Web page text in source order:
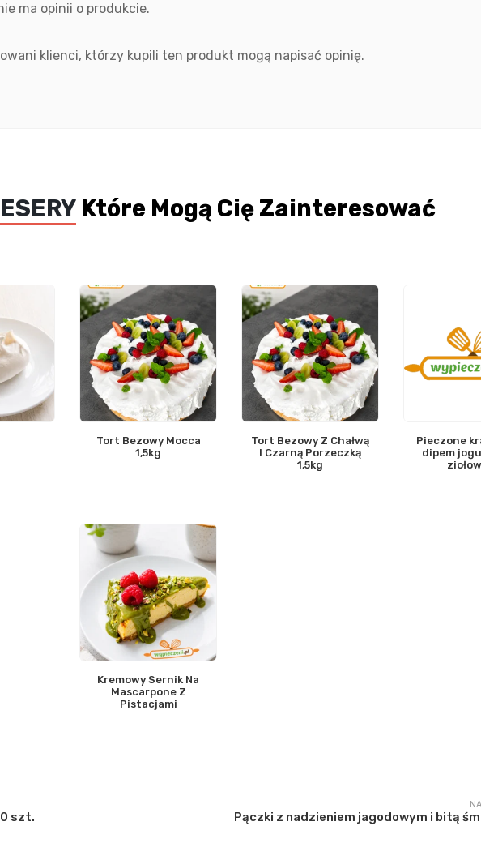
ma opinii o produkcie.
klienci, którzy kupili ten produkt mogą napisać opinię.
Które Mogą Cię Zainteresować
Tort Bezowy Mocca
1,5kg
Tort Bezowy Z Chałwą
I Czarną Porzeczką
1,5kg
Pieczone
dipem
Kremowy Sernik Na
Mascarpone Z
Pistacjami
szt. Pączki z nadzieniem jagodowym i bitą